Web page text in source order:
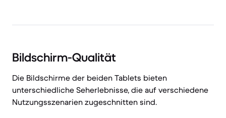
Bildschirm-Qualität
Die Bildschirme der beiden Tablets bieten
unterschiedliche Seherlebnisse, die auf verschiedene
Nutzungsszenarien zugeschnitten sind.